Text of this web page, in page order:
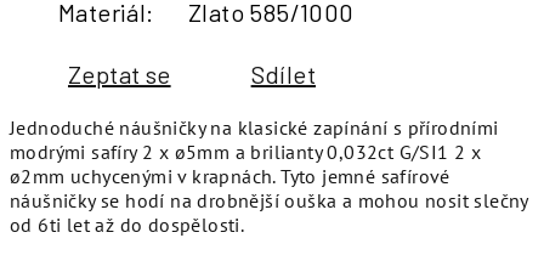
Jednoduché náušničky na klasické zapínání s přírodními
modrými safíry 2 x ø5mm a brilianty 0,032ct G/SI1 2 x
ø2mm uchycenými v krapnách. Tyto jemné safírové
náušničky se hodí na drobnější ouška a mohou nosit slečny
od 6ti let až do dospělosti.
Materiál: Zlato 585/1000
Zeptat se Sdílet